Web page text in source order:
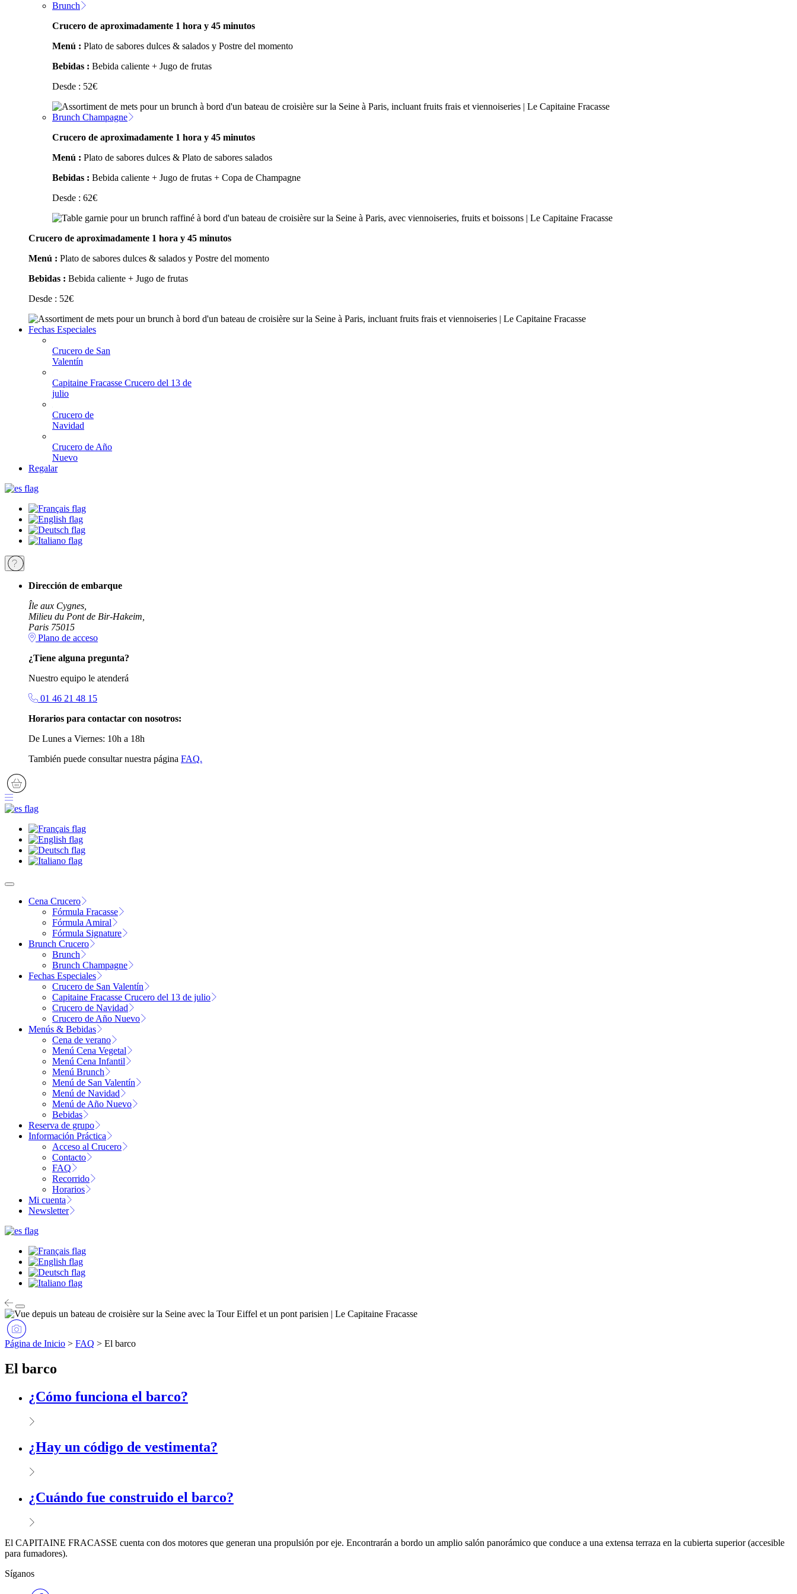
Brunch
Crucero de aproximadamente 1 hora y 45 minutos
Menú : Plato de sabores dulces & salados y Postre del momento
Bebidas : Bebida caliente + Jugo de frutas
Desde : 52€
Brunch Champagne
Crucero de aproximadamente 1 hora y 45 minutos
Menú : Plato de sabores dulces & Plato de sabores salados
Bebidas : Bebida caliente + Jugo de frutas + Copa de Champagne
Desde : 62€
Crucero de aproximadamente 1 hora y 45 minutos
Menú : Plato de sabores dulces & salados y Postre del momento
Bebidas : Bebida caliente + Jugo de frutas
Desde : 52€
Fechas Especiales
Crucero de San
Valentín
Capitaine Fracasse Crucero del 13 de
julio
Crucero de
Navidad
Crucero de Año
Nuevo
Regalar
Dirección de embarque
Île aux Cygnes,
Milieu du Pont de Bir-Hakeim,
Paris 75015
Plano de acceso
¿Tiene alguna pregunta?
Nuestro equipo le atenderá
01 46 21 48 15
Horarios para contactar con nosotros:
De Lunes a Viernes: 10h a 18h
También puede consultar nuestra página FAQ.
Cena Crucero
Fórmula Fracasse
Fórmula Amiral
Fórmula Signature
Brunch Crucero
Brunch
Brunch Champagne
Fechas Especiales
Crucero de San Valentín
Capitaine Fracasse Crucero del 13 de julio
Crucero de Navidad
Crucero de Año Nuevo
Menús & Bebidas
Cena de verano
Menú Cena Vegetal
Menú Cena Infantil
Menú Brunch
Menú de San Valentín
Menú de Navidad
Menú de Año Nuevo
Bebidas
Reserva de grupo
Información Práctica
Acceso al Crucero
Contacto
FAQ
Recorrido
Horarios
Mi cuenta
Newsletter
Página de Inicio > FAQ > El barco
El barco
¿Cómo funciona el barco?
¿Hay un código de vestimenta?
¿Cuándo fue construido el barco?
El CAPITAINE FRACASSE cuenta con dos motores que generan una propulsión por eje. Encontrarán a bordo un amplio salón panorámico que conduce a una extensa terraza en la cubierta superior (accesible
para fumadores).
Síganos